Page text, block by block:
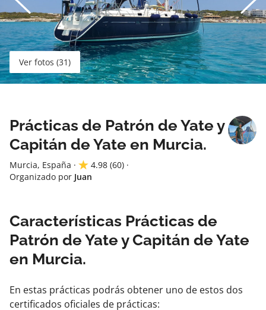
Ver fotos (31)
Prácticas de Patrón de Yate y
Capitán de Yate en Murcia.
Murcia, España · 4.98 (60) ·
Organizado por Juan
Características Prácticas de
Patrón de Yate y Capitán de Yate
en Murcia.
En estas prácticas podrás obtener uno de estos dos
certificados oficiales de prácticas: